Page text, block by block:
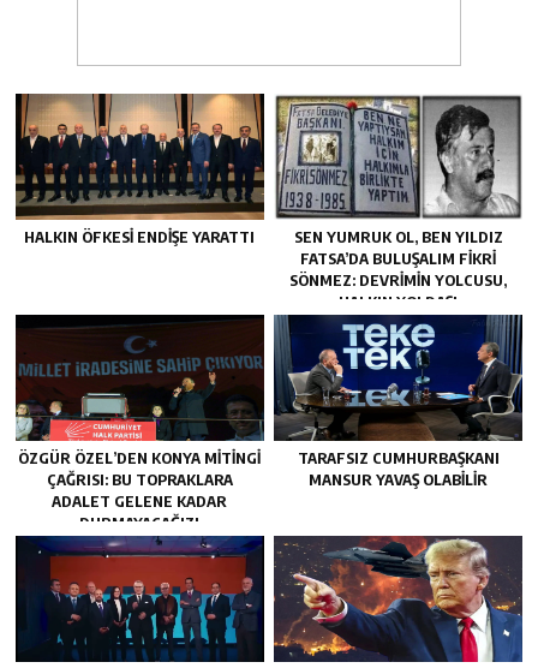
HALKIN ÖFKESI ENDIŞE YARATTI
SEN YUMRUK OL, BEN YILDIZ
FATSA’DA BULUŞALIM FIKRI
SÖNMEZ: DEVRIMIN YOLCUSU,
HALKIN YOLDAŞI
ÖZGÜR ÖZEL’DEN KONYA MITINGI
ÇAĞRISI: BU TOPRAKLARA
ADALET GELENE KADAR
DURMAYACAĞIZ!
TARAFSIZ CUMHURBAŞKANI
MANSUR YAVAŞ OLABİLİR